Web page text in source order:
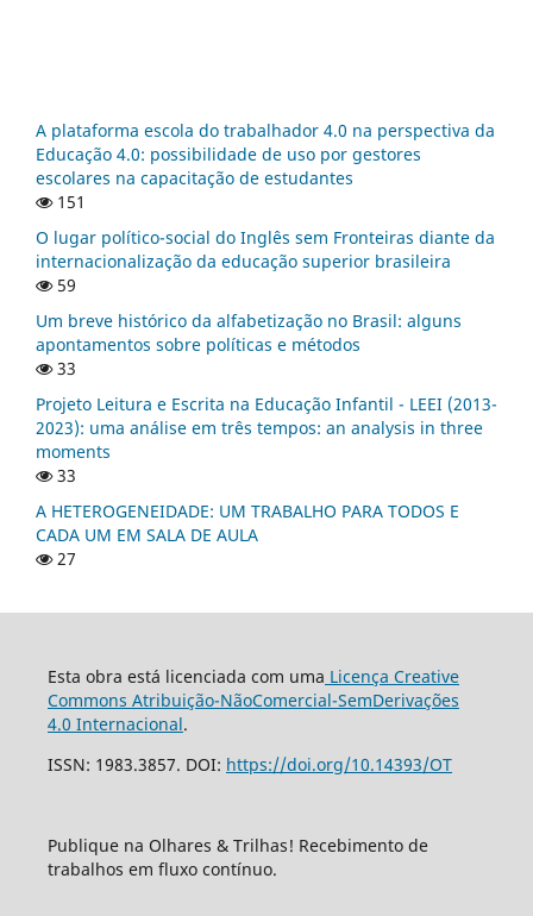
A plataforma escola do trabalhador 4.0 na perspectiva da
Educação 4.0: possibilidade de uso por gestores
escolares na capacitação de estudantes
151
O lugar político-social do Inglês sem Fronteiras diante da
internacionalização da educação superior brasileira
59
Um breve histórico da alfabetização no Brasil: alguns
apontamentos sobre políticas e métodos
33
Projeto Leitura e Escrita na Educação Infantil - LEEI (2013-
2023): uma análise em três tempos: an analysis in three
moments
33
A HETEROGENEIDADE: UM TRABALHO PARA TODOS E
CADA UM EM SALA DE AULA
27
Esta obra está licenciada com uma Licença Creative
Commons Atribuição-NãoComercial-SemDerivações
4.0 Internacional.
ISSN: 1983.3857. DOI: https://doi.org/10.14393/OT
Publique na Olhares & Trilhas! Recebimento de
trabalhos em fluxo contínuo.